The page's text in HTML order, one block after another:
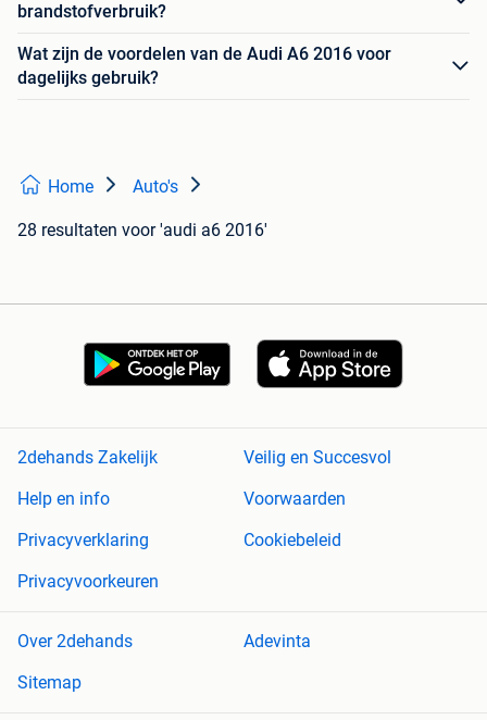
brandstofverbruik?
Wat zijn de voordelen van de Audi A6 2016 voor
dagelijks gebruik?
Home Auto's
28 resultaten voor 'audi a6 2016'
2dehands Zakelijk
Veilig en Succesvol
Help en info
Voorwaarden
Privacyverklaring
Cookiebeleid
Privacyvoorkeuren
Over 2dehands
Adevinta
Sitemap